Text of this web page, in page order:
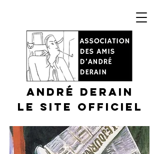
André DERAIN
Le site officiel